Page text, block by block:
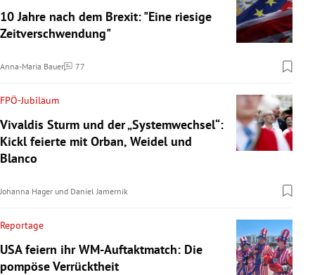
10 Jahre nach dem Brexit: "Eine riesige
Zeitverschwendung"
Anna-Maria Bauer 77
Kommentare
FPÖ-Jubiläum
Vivaldis Sturm und der „Systemwechsel“:
Kickl feierte mit Orban, Weidel und
Blanco
Johanna Hager und Daniel Jamernik
Reportage
USA feiern ihr WM-Auftaktmatch: Die
pompöse Verrücktheit